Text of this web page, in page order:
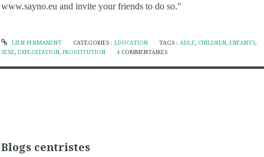
Blogs centristes
www.sayno.eu and invite your friends to do so."
LIEN PERMANENT CATÉGORIES : EDUCATION TAGS :ADLE, CHILDREN,ENFANTS,
SEXE, EXPLOITATION, PROSTITUTION 4 COMMENTAIRES